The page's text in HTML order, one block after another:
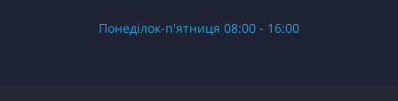
Понеділок-п'ятниця 08:00 - 16:00